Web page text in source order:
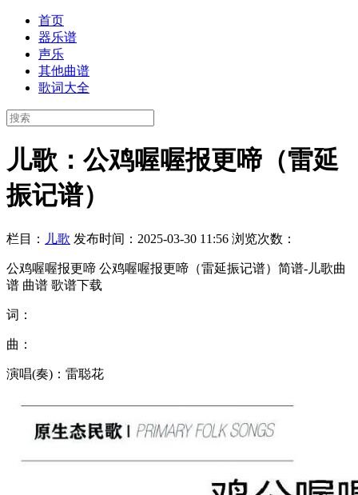
首页
器乐谱
声乐
其他曲谱
歌词大全
儿歌：公鸡喔喔报更啼（雷延
振记谱）
栏目： 儿歌 发布时间：2025-03-30 11:56 浏览次数：
公鸡喔喔报更啼 公鸡喔喔报更啼（雷延振记谱）简谱-儿歌曲
谱 曲谱 歌谱下载
词：
曲：
演唱(奏)：雷聪花